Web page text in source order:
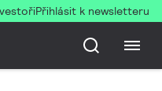
Přihlásit k newsletteru